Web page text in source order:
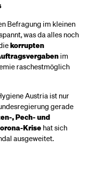
Befragung im kleinen
was da alles noch
korrupten
im
raschestmöglich
Austria ist nur
gerade
, Pech- und
Krise hat sich
ausgeweitet.